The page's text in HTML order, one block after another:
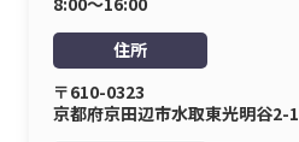
住所
〒610-0323
京都府京田辺市水取東光明谷2-1